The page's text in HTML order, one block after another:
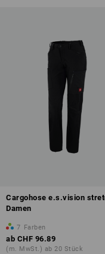
Cargohose e.s.vision
Damen
7 Farben
ab CHF 96.89
(m. MwSt.) ab 20 Stück